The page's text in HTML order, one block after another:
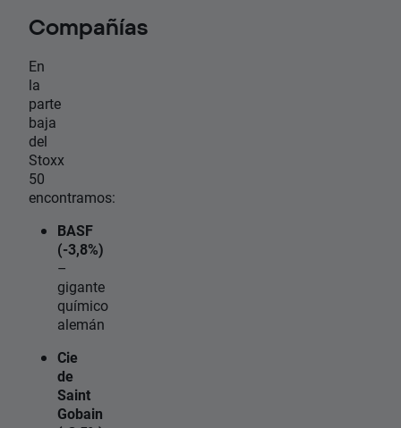
Compañías
En
la
parte
baja
del
Stoxx
50
encontramos:
BASF
(-3,8%)
–
gigante
químico
alemán
Cie
de
Saint
Gobain